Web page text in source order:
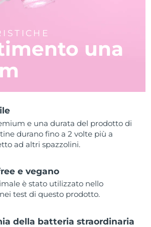
una
e una durata del prodotto di
durano fino a 2 volte più a
ad altri spazzolini.
e vegano
è stato utilizzato nello
test di questo prodotto.
della batteria straordinaria